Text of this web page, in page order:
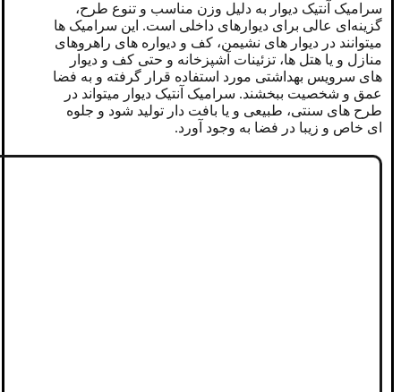
سرامیک آنتیک دیوار به دلیل وزن مناسب و تنوع طرح،
گزینه‌ای عالی برای دیوارهای داخلی است. این سرامیک‌ ها
میتوانند در دیوار های نشیمن، کف و دیواره های راهروهای
منازل و یا هتل ها، تزئینات آشپزخانه و حتی کف و دیوار
های سرویس بهداشتی مورد استفاده قرار گرفته و به فضا
عمق و شخصیت ببخشند. سرامیک آنتیک دیوار میتواند در
طرح های سنتی، طبیعی و یا بافت دار تولید شود و جلوه
ای خاص و زیبا در فضا به وجود آورد.